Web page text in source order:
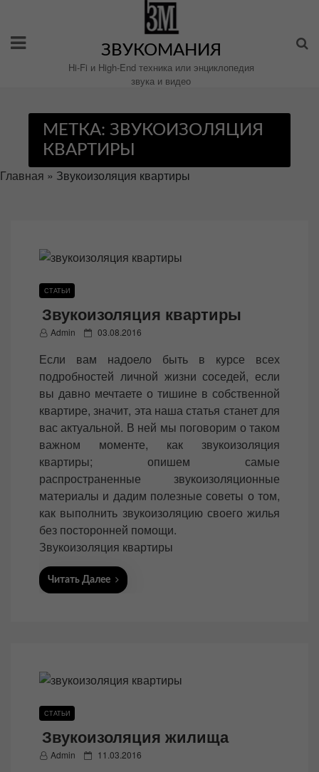
содержимому
ЗВУКОМАНИЯ
Hi-Fi и High-End техника или энциклопедия
звука и видео
МЕТКА: ЗВУКОИЗОЛЯЦИЯ
КВАРТИРЫ
Главная » Звукоизоляция квартиры
СТАТЬИ
Звукоизоляция квартиры
Admin
P
s
t
e
d
o
03.08.2016
Если вам надоело быть в курсе всех
подробностей личной жизни соседей, если
вы давно мечтаете о тишине в собственной
квартире, значит, эта наша статья станет для
вас актуальной. В ней мы поговорим о таком
важном моменте, как звукоизоляция
квартиры; опишем самые
распространенные звукоизоляционные
материалы и дадим полезные советы о том,
как выполнить звукоизоляцию своего жилья
без посторонней помощи.
Звукоизоляция квартиры
Читать Далее
СТАТЬИ
Звукоизоляция жилища
Admin
P 11.03.2016